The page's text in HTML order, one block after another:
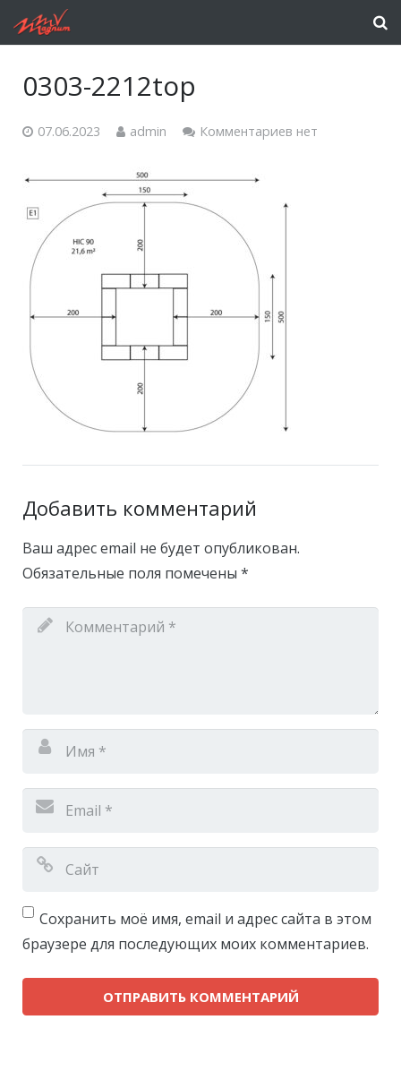
0303-2212top
07.06.2023 admin Комментариев нет
Добавить комментарий
Ваш адрес email не будет опубликован.
Обязательные поля помечены *
Сохранить моё имя, email и адрес сайта в этом
браузере для последующих моих комментариев.